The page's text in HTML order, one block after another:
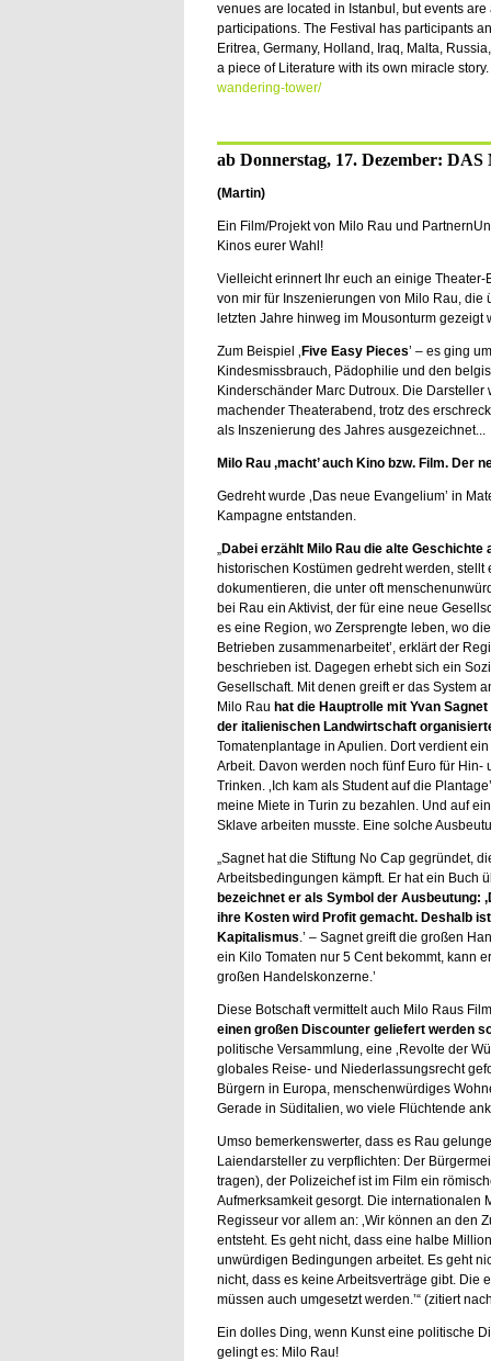
venues are located in Istanbul, but events
participations. The Festival has participants
Eritrea, Germany, Holland, Iraq, Malta,
a piece of Literature with its own miracle
wandering-tower/
ab Donnerstag, 17. Dezember:
(Martin)
Ein Film/Projekt von Milo Rau und
Kinos eurer Wahl!
Vielleicht erinnert Ihr euch an einige Theater-
von mir für Inszenierungen von Milo Rau, die
letzten Jahre hinweg im Mousonturm gezeigt
Zum Beispiel ‚ Five Easy Pieces’ – es ging um
Kindesmissbrauch, Pädophilie und den
Kinderschänder Marc Dutroux. Die
machender Theaterabend, trotz des
als Inszenierung des Jahres ausgezeichnet...
Milo Rau ‚macht’ auch Kino bzw. Film. Der
Gedreht wurde ‚Das neue Evangelium’ in
Kampagne entstanden.
„Dabei erzählt Milo Rau die alte Geschichte
historischen Kostümen gedreht werden,
dokumentieren, die unter oft
bei Rau ein Aktivist, der für eine neue
es eine Region, wo Zersprengte leben, wo
Betrieben zusammenarbeitet’, erklärt der
beschrieben ist. Dagegen erhebt sich ein
Gesellschaft. Mit denen greift er das System
Milo Rau hat die Hauptrolle mit Yvan
der italienischen Landwirtschaft
Tomatenplantage in Apulien. Dort verdient
Arbeit. Davon werden noch fünf Euro für
Trinken. ‚Ich kam als Student auf die
meine Miete in Turin zu bezahlen. Und auf
Sklave arbeiten musste. Eine solche
„Sagnet hat die Stiftung No Cap gegründet,
Arbeitsbedingungen kämpft. Er hat ein Buch
bezeichnet er als Symbol der Ausbeutung:
ihre Kosten wird Profit gemacht. Deshalb
Kapitalismus.’ – Sagnet greift die großen
ein Kilo Tomaten nur 5 Cent bekommt, kann
großen Handelskonzerne.’
Diese Botschaft vermittelt auch Milo Raus
einen großen Discounter geliefert werden
politische Versammlung, eine ‚Revolte der
globales Reise- und Niederlassungsrecht
Bürgern in Europa, menschenwürdiges
Gerade in Süditalien, wo viele Flüchtende
Umso bemerkenswerter, dass es Rau
Laiendarsteller zu verpflichten: Der
tragen), der Polizeichef ist im Film ein
Aufmerksamkeit gesorgt. Die internationalen
Regisseur vor allem an: ‚Wir können an den
entsteht. Es geht nicht, dass eine halbe
unwürdigen Bedingungen arbeitet. Es geht
nicht, dass es keine Arbeitsverträge gibt. Die
müssen auch umgesetzt werden.’“ (zitiert
Ein dolles Ding, wenn Kunst eine politische
gelingt es: Milo Rau!